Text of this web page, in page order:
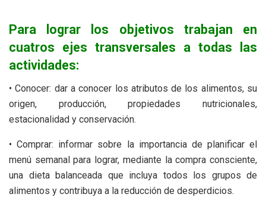
Para lograr los objetivos trabajan en
cuatros ejes transversales a todas las
actividades:
• Conocer: dar a conocer los atributos de los alimentos, su
origen, producción, propiedades nutricionales,
estacionalidad y conservación.
• Comprar: informar sobre la importancia de planificar el
menú semanal para lograr, mediante la compra consciente,
una dieta balanceada que incluya todos los grupos de
alimentos y contribuya a la reducción de desperdicios.